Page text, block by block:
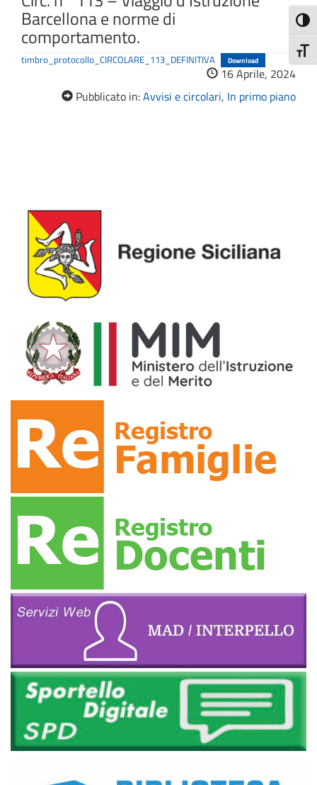
Barcellona e norme di
comportamento.
timbro_protocollo_CIRCOLARE_113_DEFINITIVA Download
16 Aprile, 2024
Pubblicato in:Avvisi e circolari, In primo piano